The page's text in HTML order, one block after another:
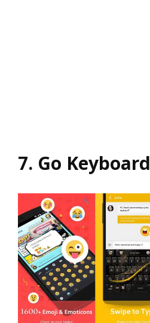
7. Go Keyboard